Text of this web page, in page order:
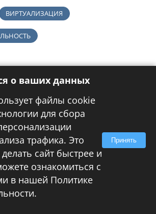
ВИРТУАЛИЗАЦИЯ
о ваших данных
файлы cookie
для сбора
трафика. Это
сайт быстрее и
ознакомиться с
в нашей Политике
.
Принять